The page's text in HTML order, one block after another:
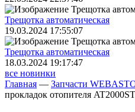
Трещoтка автоматическая
19.03.2024 17:55:07
Трещoтка автоматическая
18.03.2024 19:17:47
все новинки
Главная — Запчасти
прокладок отопителя